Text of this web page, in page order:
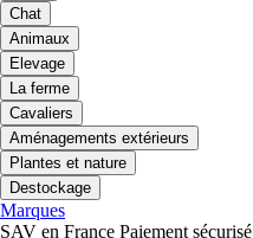
Chat
Animaux
Elevage
La ferme
Cavaliers
Aménagements extérieurs
Plantes et nature
Destockage
Marques
SAV en France Paiement sécurisé